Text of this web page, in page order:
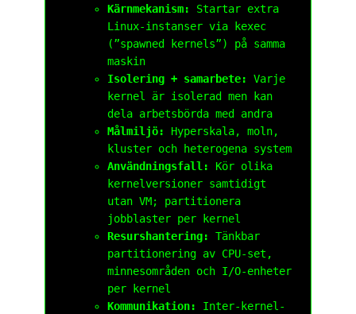
Kärnmekanism: Startar extra
Linux-instanser via
kexec
(”spawned kernels”) på samma
maskin
Isolering + samarbete: Varje
kernel är isolerad men kan
dela arbetsbörda med andra
Målmiljö: Hyperskala, moln,
kluster och heterogena system
Användningsfall: Kör olika
kernelversioner samtidigt
utan VM; partitionera
jobblaster per kernel
Resurshantering: Tänkbar
partitionering av CPU-set,
minnesområden och I/O-enheter
per kernel
Kommunikation: Inter-kernel-